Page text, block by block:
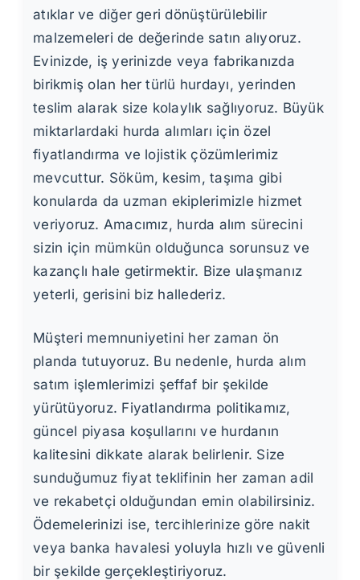
atıklar ve diğer geri dönüştürülebilir
malzemeleri de değerinde satın alıyoruz.
Evinizde, iş yerinizde veya fabrikanızda
birikmiş olan her türlü hurdayı, yerinden
teslim alarak size kolaylık sağlıyoruz. Büyük
miktarlardaki hurda alımları için özel
fiyatlandırma ve lojistik çözümlerimiz
mevcuttur. Söküm, kesim, taşıma gibi
konularda da uzman ekiplerimizle hizmet
veriyoruz. Amacımız, hurda alım sürecini
sizin için mümkün olduğunca sorunsuz ve
kazançlı hale getirmektir. Bize ulaşmanız
yeterli, gerisini biz hallederiz.
Müşteri memnuniyetini her zaman ön
planda tutuyoruz. Bu nedenle, hurda alım
satım işlemlerimizi şeffaf bir şekilde
yürütüyoruz. Fiyatlandırma politikamız,
güncel piyasa koşullarını ve hurdanın
kalitesini dikkate alarak belirlenir. Size
sunduğumuz fiyat teklifinin her zaman adil
ve rekabetçi olduğundan emin olabilirsiniz.
Ödemelerinizi ise, tercihlerinize göre nakit
veya banka havalesi yoluyla hızlı ve güvenli
bir şekilde gerçekleştiriyoruz.